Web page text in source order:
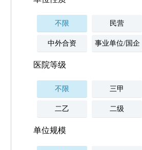
不限 民营
中外合资 事业单位/国企
医院等级
不限 三甲
二乙 二级
单位规模